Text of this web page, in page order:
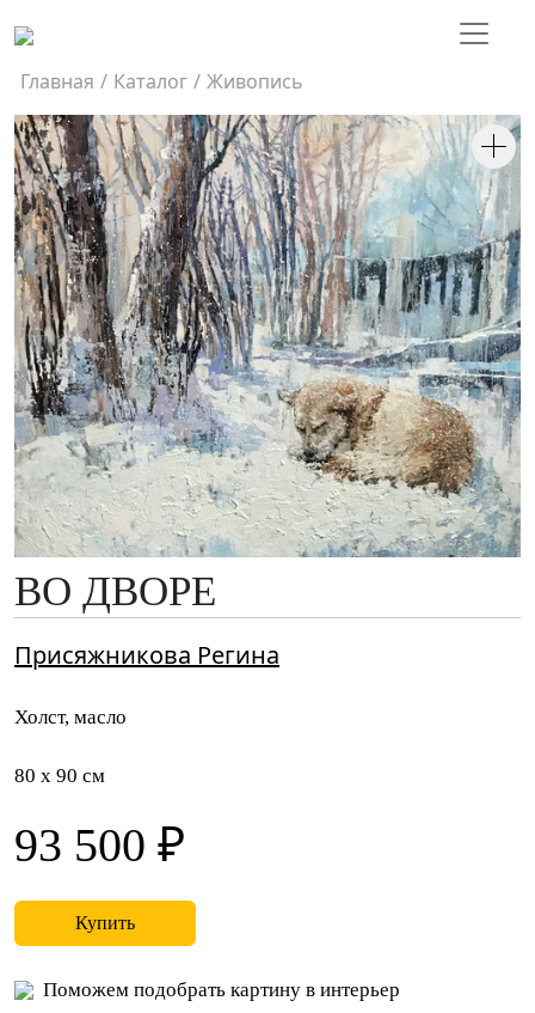
Главная / Каталог / Живопись
ВО ДВОРЕ
Присяжникова Регина
Холст, масло
80 x 90 см
93 500 ₽
Купить
Поможем подобрать картину в интерьер